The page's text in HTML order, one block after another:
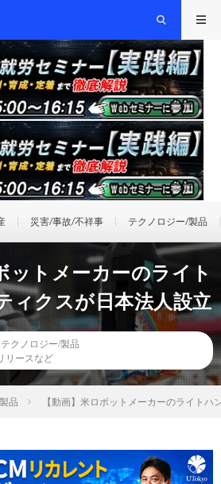
災害/事故/不祥事 テクノロジー/製品
ットメーカーのライト
ィクスが日本法人設立
テクノロジー/製品
リースなど
品 【動画】米ロボットメーカーのライト